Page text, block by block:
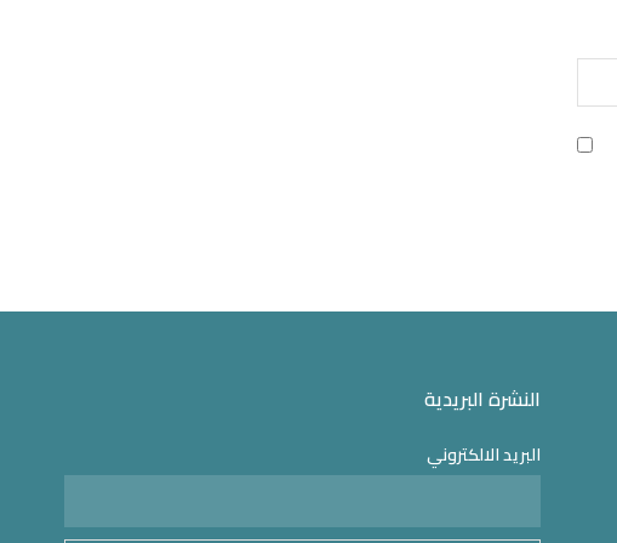
النشرة البريدية
البريد الالكتروني